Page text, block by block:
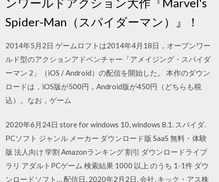
Spider-Man（スパイダーマン）』！
2014年5月2日 ゲームロフトは2014年4月18日，オープンワー
ルド型のアクションアドベンチャー「アメイジング・スパイダ
ーマン 2」（iOS / Android）の配信を開始した。 本作のダウン
ロードは，iOS版が500円，Android版が450円（どちらも税
込）。なお，ゲーム
2020年6月24日 store for windows 10, windows 8.1. スパイダ.
PCソフト ジャンル メーカー ダウンロード版 SaaS 無料・体験
版 法人向け 学割 Amazonランキング 割引 ダウンロードライブ
ラリ アダルトPCゲーム 検索結果 1000 以上 のうち 1-1件 ダウ
ンロードソフト… 配信日, 2020年2月2日. 会社, キック・アス株